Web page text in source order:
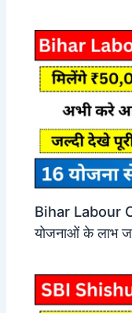
Bihar Labour
योजनाओं के लाभ